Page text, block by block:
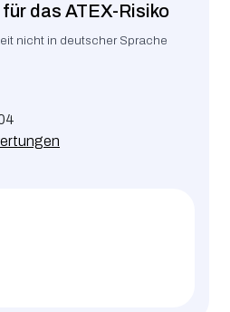
das ATEX-Risiko
nicht in deutscher Sprache